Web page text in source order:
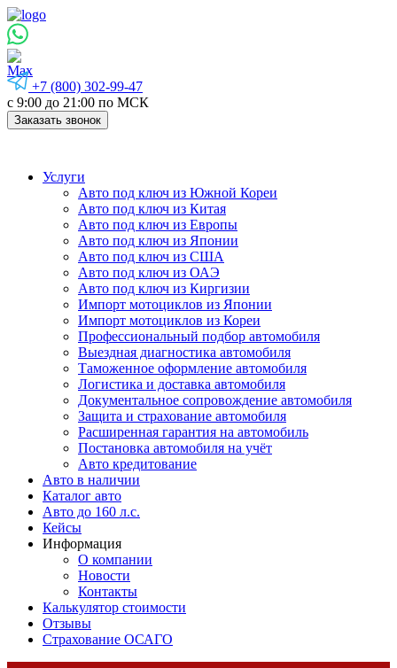
+7 (800) 302-99-47
с 9:00 до 21:00 по МСК
Заказать звонок
Услуги
Авто под ключ из Южной Кореи
Авто под ключ из Китая
Авто под ключ из Европы
Авто под ключ из Японии
Авто под ключ из США
Авто под ключ из ОАЭ
Авто под ключ из Киргизии
Импорт мотоциклов из Японии
Импорт мотоциклов из Кореи
Профессиональный подбор автомобиля
Выездная диагностика автомобиля
Таможенное оформление автомобиля
Логистика и доставка автомобиля
Документальное сопровождение автомобиля
Защита и страхование автомобиля
Расширенная гарантия на автомобиль
Постановка автомобиля на учёт
Авто кредитование
Авто в наличии
Каталог авто
Авто до 160 л.с.
Кейсы
Информация
О компании
Новости
Контакты
Калькулятор стоимости
Отзывы
Страхование ОСАГО